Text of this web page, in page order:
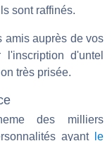
sont raffinés.
amis auprès de vos
d'untel
très prisée.
des milliers
ayant
le